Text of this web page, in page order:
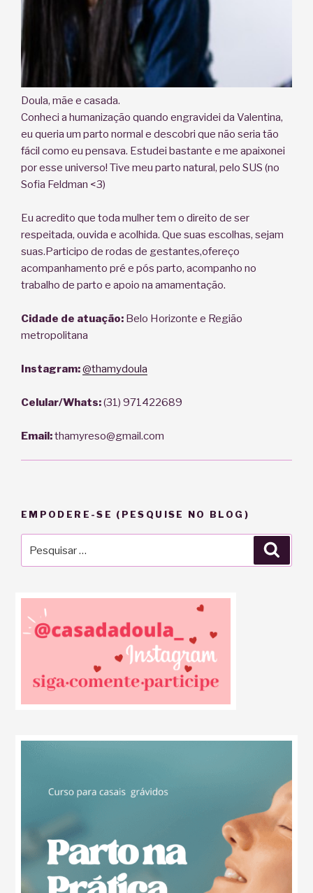
Doula, mãe e casada.
Conheci a humanização quando engravidei da Valentina,
eu queria um parto normal e descobri que não seria tão
fácil como eu pensava. Estudei bastante e me apaixonei
por esse universo! Tive meu parto natural, pelo SUS (no
Sofia Feldman <3)
Eu acredito que toda mulher tem o direito de ser
respeitada, ouvida e acolhida. Que suas escolhas, sejam
suas.Participo de rodas de gestantes,ofereço
acompanhamento pré e pós parto, acompanho no
trabalho de parto e apoio na amamentação.
Cidade de atuação: Belo Horizonte e Região
metropolitana
Instagram:@thamydoula
Celular/Whats:(31) 971422689
Email:thamyreso@gmail.com
EMPODERE-SE (PESQUISE NO BLOG)
por: